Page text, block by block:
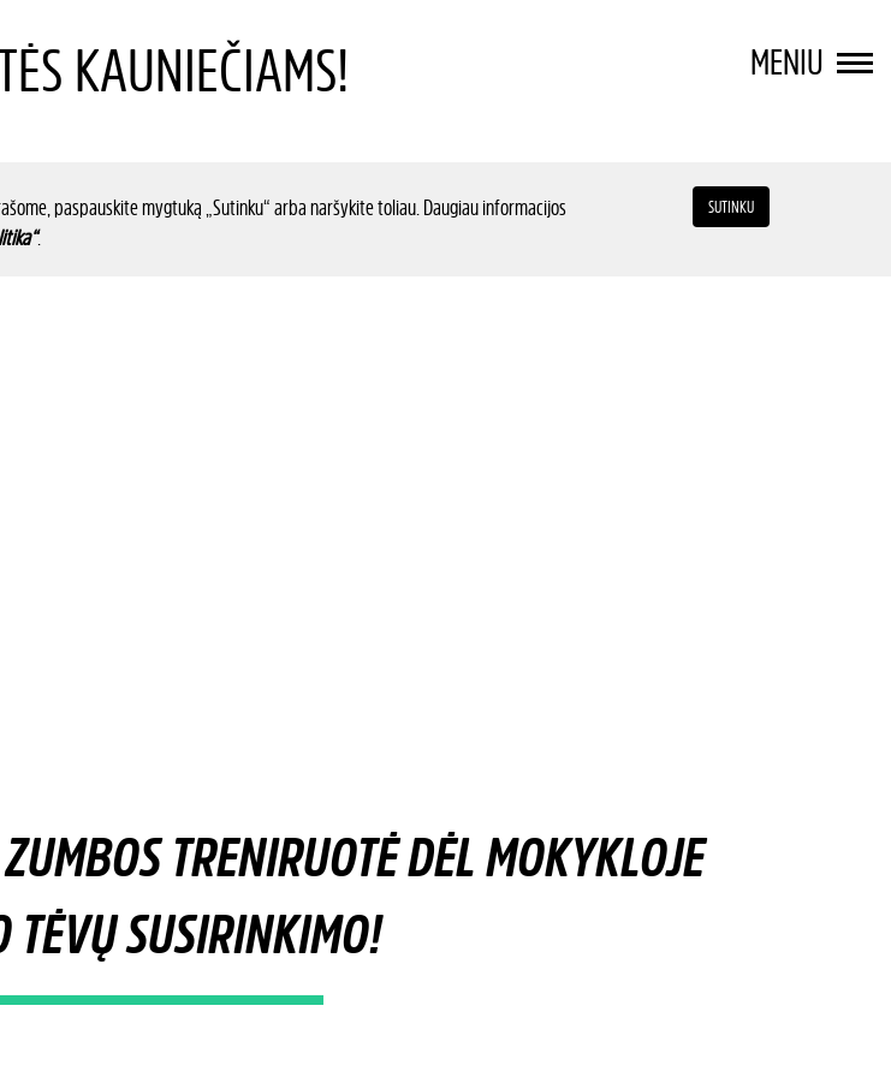
KAUNIEČIAMS! MENIU
paspauskite mygtuką „Sutinku“ arba naršykite toliau. Daugiau informacijos
.
SUTINKU
TRENIRUOTĖ DĖL MOKYKLOJE
TĖVŲ SUSIRINKIMO!